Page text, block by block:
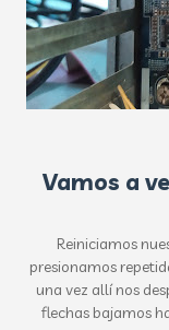
Vamos a
Reiniciamos
presionamos
una vez allí nos
flechas bajamos